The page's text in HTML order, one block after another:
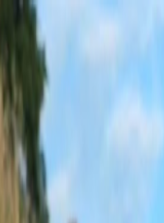
má Oskar